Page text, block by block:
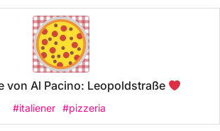
von Al Pacino: Leopoldstraße
#italiener #pizzeria